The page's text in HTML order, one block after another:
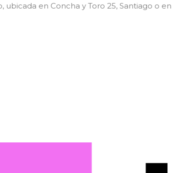
en Concha y Toro 25, Santiago o en